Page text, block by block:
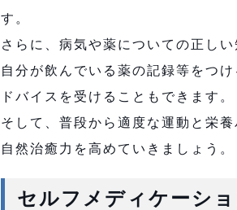
す。
さらに、病気や薬についての正し
自分が飲んでいる薬の記録等をつ
ドバイスを受けることもできます。
そして、普段から適度な運動と栄
自然治癒力を高めていきましょう。
セルフメディケーシ